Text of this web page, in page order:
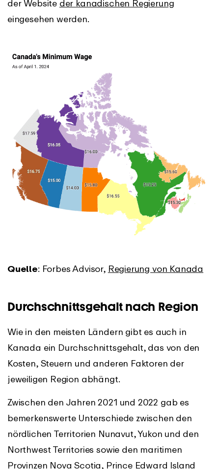
der Website der kanadischen Regierung
eingesehen werden.
Quelle: Forbes Advisor, Regierung von Kanada
Durchschnittsgehalt nach Region
Wie in den meisten Ländern gibt es auch in
Kanada ein Durchschnittsgehalt, das von den
Kosten, Steuern und anderen Faktoren der
jeweiligen Region abhängt.
Zwischen den Jahren 2021 und 2022 gab es
bemerkenswerte Unterschiede zwischen den
nördlichen Territorien Nunavut, Yukon und den
Northwest Territories sowie den maritimen
Provinzen Nova Scotia, Prince Edward Island